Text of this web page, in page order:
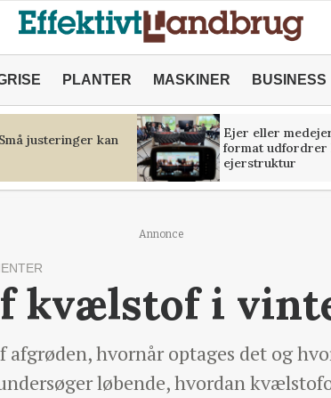
PLANTER MASKINER BUSINESS
justeringer kan
Ejer eller
format udfordrer
ejerstruktur
Annonce
kvælstof i
hvornår optages det og
løbende, hvordan